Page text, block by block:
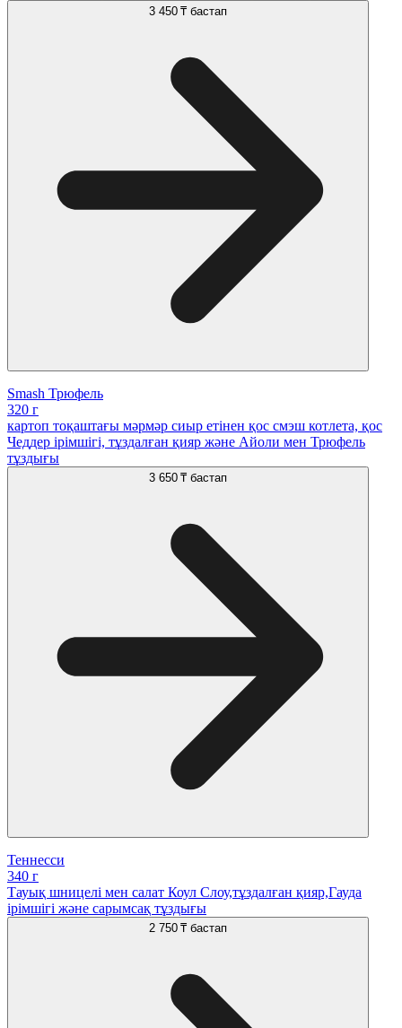
3 450 ₸ бастап
Smash Трюфель
320 г
картоп тоқаштағы мәрмәр сиыр етінен қос смэш котлета, қос
Чеддер ірімшігі, тұздалған қияр және Айоли мен Трюфель
тұздығы
3 650 ₸ бастап
Теннесси
340 г
Тауық шницелі мен салат Коул Слоу,тұздалған қияр,Гауда
ірімшігі және сарымсақ тұздығы
2 750 ₸ бастап